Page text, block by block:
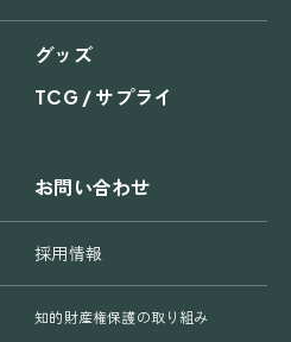
グッズ
TCG / サプライ
お問い合わせ
採用情報
知的財産権保護の取り組み